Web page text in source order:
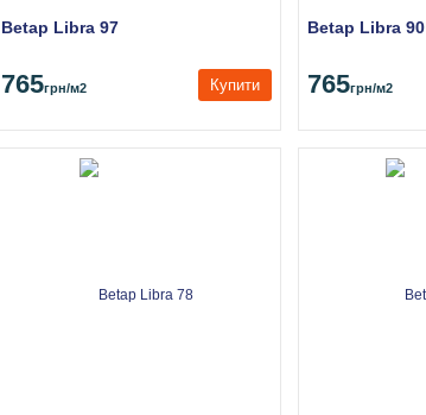
Betap Libra 97
765грн/м2 Купити
Betap Libra 90
765грн/м2